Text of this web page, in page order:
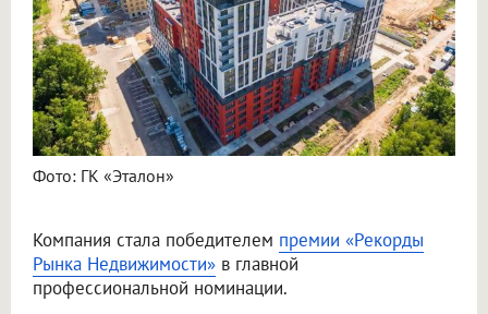
Фото: ГК «Эталон»
Компания стала победителем премии «Рекорды
Рынка Недвижимости» в главной
профессиональной номинации.